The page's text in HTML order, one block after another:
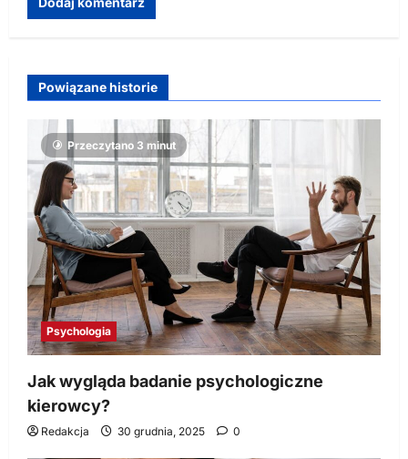
Powiązane historie
Przeczytano 3 minut
Psychologia
Jak wygląda badanie psychologiczne
kierowcy?
Redakcja 30 grudnia, 2025 0